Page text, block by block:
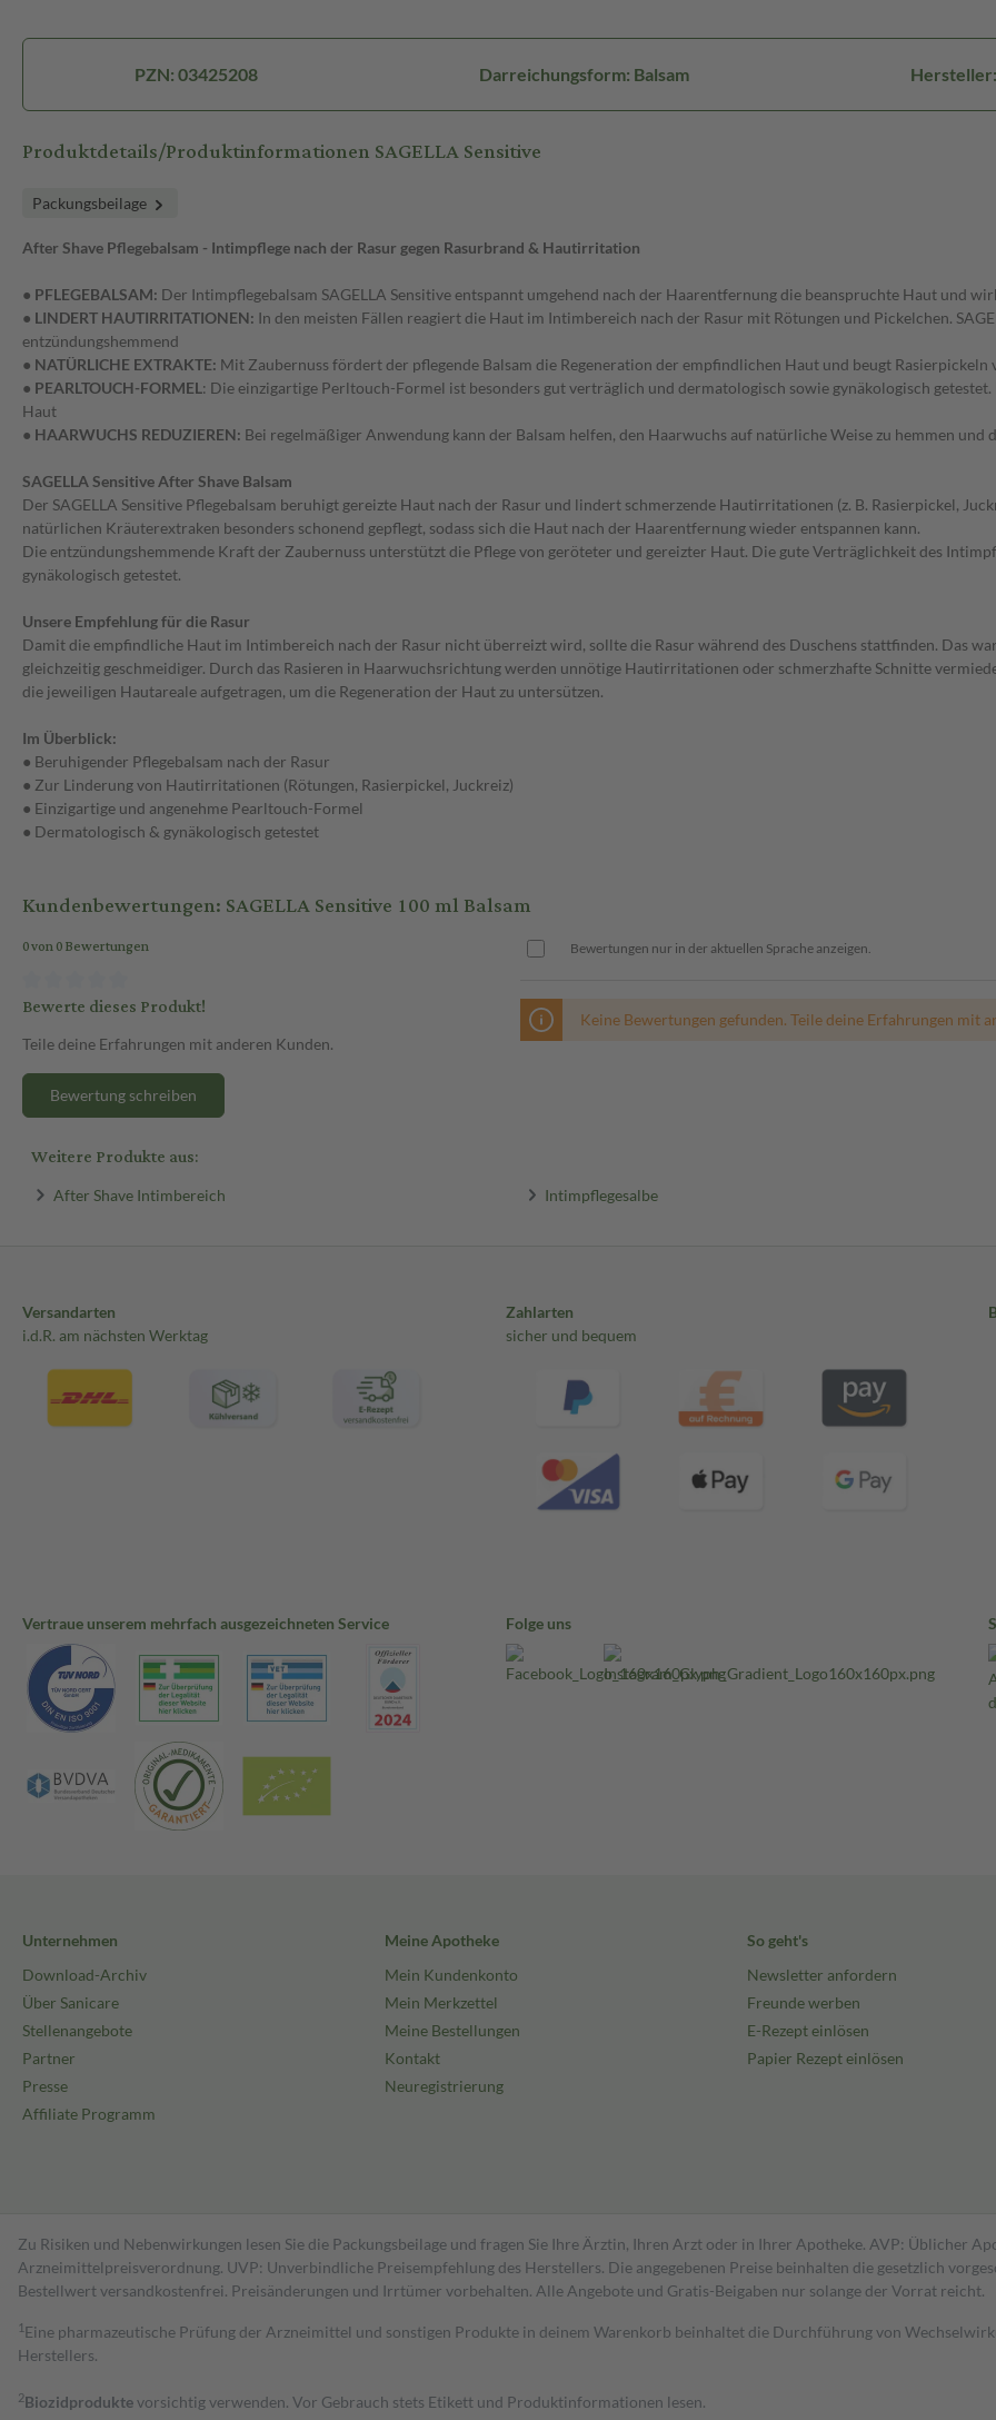
PZN: 03425208 Darreichungsform: Balsam
Produktdetails/Produktinformationen SAGELLA Sensitive
Packungsbeilage
After Shave Pflegebalsam - Intimpflege nach der Rasur gegen Rasurbrand & Hautirritation
● PFLEGEBALSAM: Der Intimpflegebalsam SAGELLA Sensitive entspannt umgehend nach der Haarentfernung die beanspruchte Haut und
● LINDERT HAUTIRRITATIONEN: In den meisten Fällen reagiert die Haut im Intimbereich nach der Rasur mit Rötungen und Pickelchen.
entzündungshemmend
● NATÜRLICHE EXTRAKTE: Mit Zaubernuss fördert der pflegende Balsam die Regeneration der empfindlichen Haut und beugt Rasierpickeln
● PEARLTOUCH-FORMEL: Die einzigartige Perltouch-Formel ist besonders gut verträglich und dermatologisch sowie gynäkologisch
Haut
● HAARWUCHS REDUZIEREN: Bei regelmäßiger Anwendung kann der Balsam helfen, den Haarwuchs auf natürliche Weise zu hemmen und
SAGELLA Sensitive After Shave Balsam
Der SAGELLA Sensitive Pflegebalsam beruhigt gereizte Haut nach der Rasur und lindert schmerzende Hautirritationen (z. B. Rasierpickel,
natürlichen Kräuterextraken besonders schonend gepflegt, sodass sich die Haut nach der Haarentfernung wieder entspannen kann.
Die entzündungshemmende Kraft der Zaubernuss unterstützt die Pflege von geröteter und gereizter Haut. Die gute Verträglichkeit des
gynäkologisch getestet.
Unsere Empfehlung für die Rasur
Damit die empfindliche Haut im Intimbereich nach der Rasur nicht überreizt wird, sollte die Rasur während des Duschens stattfinden. Das
gleichzeitig geschmeidiger. Durch das Rasieren in Haarwuchsrichtung werden unnötige Hautirritationen oder schmerzhafte Schnitte
die jeweiligen Hautareale aufgetragen, um die Regeneration der Haut zu untersützen.
Im Überblick:
● Beruhigender Pflegebalsam nach der Rasur
● Zur Linderung von Hautirritationen (Rötungen, Rasierpickel, Juckreiz)
● Einzigartige und angenehme Pearltouch-Formel
● Dermatologisch & gynäkologisch getestet
Kundenbewertungen: SAGELLA Sensitive 100 ml Balsam
0 von 0 Bewertungen
Bewerte dieses Produkt!
Teile deine Erfahrungen mit anderen Kunden.
Bewertung schreiben
Bewertungen nur in der aktuellen Sprache anzeigen.
Keine Bewertungen gefunden. Teile deine Erfahrungen mit
Weitere Produkte aus:
After Shave Intimbereich Intimpflegesalbe
Versandarten
i.d.R. am nächsten Werktag
Zahlarten
sicher und bequem
Vertraue unserem mehrfach ausgezeichneten Service Folge uns
Unternehmen
Download-Archiv
Über Sanicare
Stellenangebote
Partner
Presse
Affiliate Programm
Meine Apotheke
Mein Kundenkonto
Mein Merkzettel
Meine Bestellungen
Kontakt
Neuregistrierung
So geht's
Newsletter anfordern
Freunde werben
E-Rezept einlösen
Papier Rezept einlösen
Zu Risiken und Nebenwirkungen lesen Sie die Packungsbeilage und fragen Sie Ihre Ärztin, Ihren Arzt oder in Ihrer Apotheke. AVP: Üblicher
Arzneimittelpreisverordnung. UVP: Unverbindliche Preisempfehlung des Herstellers. Die angegebenen Preise beinhalten die gesetzlich
Bestell­wert versand­kosten­frei. Preisänderungen und Irrtümer vorbehalten. Alle Angebote und Gratis-Beigaben nur solange der Vorrat reicht.
1 Eine pharmazeutische Prüfung der Arzneimittel und sonstigen Produkte in deinem Warenkorb beinhaltet die Durchführung von
Herstellers.
2Biozidproduktevorsichtig verwenden. Vor Gebrauch stets Etikett und Produktinformationen lesen.